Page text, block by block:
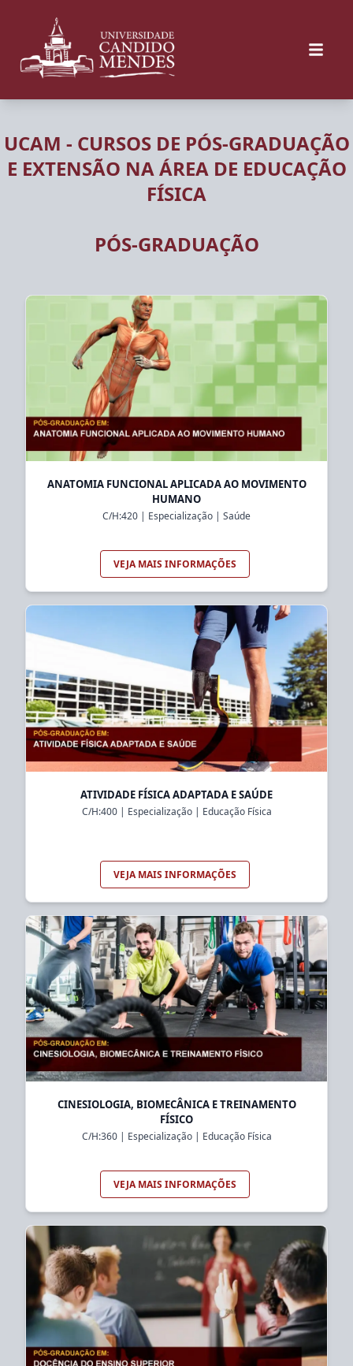
UCAM - CURSOS DE PÓS-GRADUAÇÃO
E EXTENSÃO NA ÁREA DE EDUCAÇÃO
FÍSICA
PÓS-GRADUAÇÃO
ANATOMIA FUNCIONAL APLICADA AO MOVIMENTO
HUMANO
C/H:420 | Especialização | Saúde
VEJA MAIS INFORMAÇÕES
ATIVIDADE FÍSICA ADAPTADA E SAÚDE
C/H:400| Especialização| Educação Física
VEJA MAIS INFORMAÇÕES
CINESIOLOGIA, BIOMECÂNICA E TREINAMENTO
FÍSICO
C/H:360| Especialização| Educação Física
VEJA MAIS INFORMAÇÕES